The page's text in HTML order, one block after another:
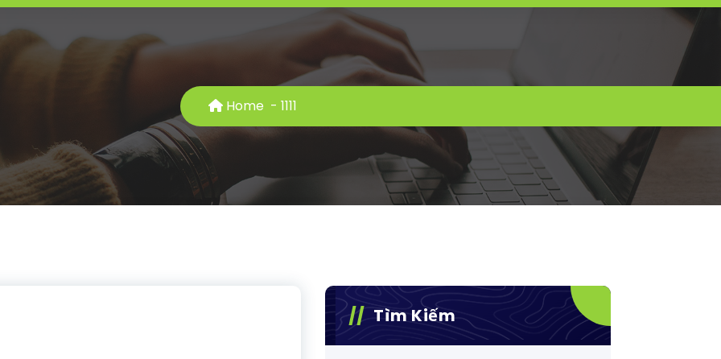
Home - 1111
Tìm Kiếm